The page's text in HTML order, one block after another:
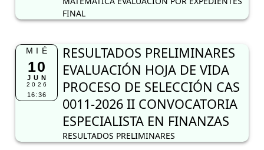
FINAL
MIÉ
10
JUN
2026
16:36
RESULTADOS PRELIMINARES
EVALUACIÓN HOJA DE VIDA
PROCESO DE SELECCIÓN CAS
0011-2026 II CONVOCATORIA
ESPECIALISTA EN FINANZAS
RESULTADOS PRELIMINARES